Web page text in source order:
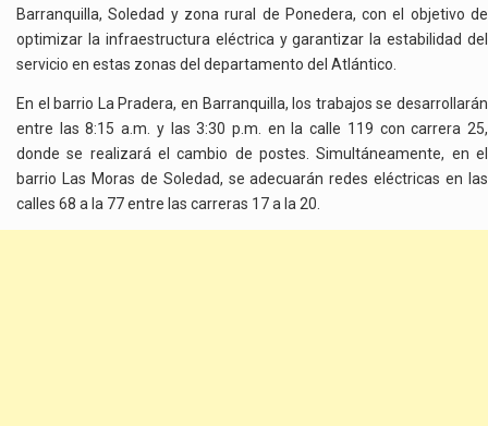
Barranquilla, Soledad y zona rural de Ponedera, con el objetivo de
optimizar la infraestructura eléctrica y garantizar la estabilidad del
servicio en estas zonas del departamento del Atlántico.
En el barrio La Pradera, en Barranquilla, los trabajos se desarrollarán
entre las 8:15 a.m. y las 3:30 p.m. en la calle 119 con carrera 25,
donde se realizará el cambio de postes. Simultáneamente, en el
barrio Las Moras de Soledad, se adecuarán redes eléctricas en las
calles 68 a la 77 entre las carreras 17 a la 20.